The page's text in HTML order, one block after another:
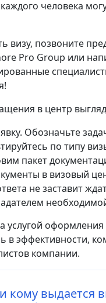
каждого человека
визу, позвоните
Pro Group или
!
в центр
. Обозначьте
по типу
пакет
в визовый
незаставит
услугой оформления
вэффективности,
компании.
кому выдается